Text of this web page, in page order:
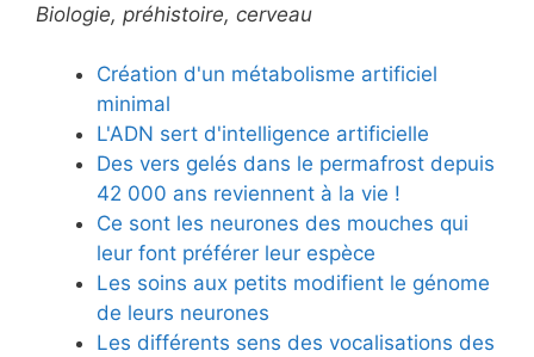
Biologie, préhistoire, cerveau
Création d'un métabolisme artificiel
minimal
L'ADN sert d'intelligence artificielle
Des vers gelés dans le permafrost depuis
42 000 ans reviennent à la vie !
Ce sont les neurones des mouches qui
leur font préférer leur espèce
Les soins aux petits modifient le génome
de leurs neurones
Les différents sens des vocalisations des